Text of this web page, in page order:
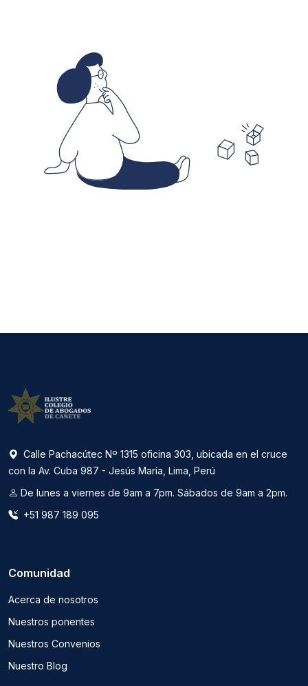
Calle Pachacútec Nº 1315 oficina 303, ubicada en el cruce
con la Av. Cuba 987 - Jesús María, Lima, Perú
De lunes a viernes de 9am a 7pm. Sábados de 9am a 2pm.
+51 987 189 095
Comunidad
Acerca de nosotros
Nuestros ponentes
Nuestros Convenios
Nuestro Blog